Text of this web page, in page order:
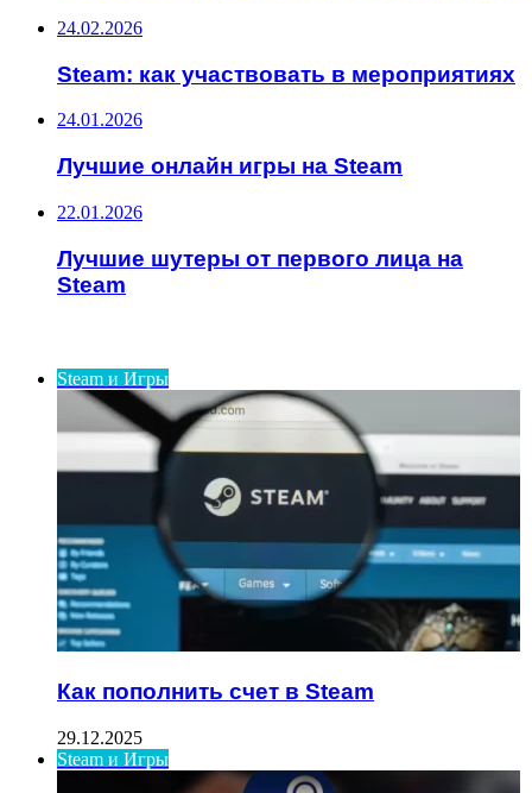
24.02.2026
Steam: как участвовать в мероприятиях
24.01.2026
Лучшие онлайн игры на Steam
22.01.2026
Лучшие шутеры от первого лица на
Steam
Steam и Игры
Как пополнить счет в Steam
29.12.2025
Steam и Игры